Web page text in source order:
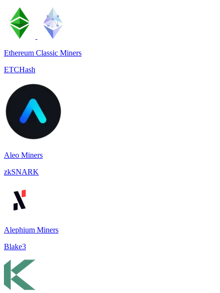
Ethereum Classic Miners
ETCHash
Aleo Miners
zkSNARK
Alephium Miners
Blake3